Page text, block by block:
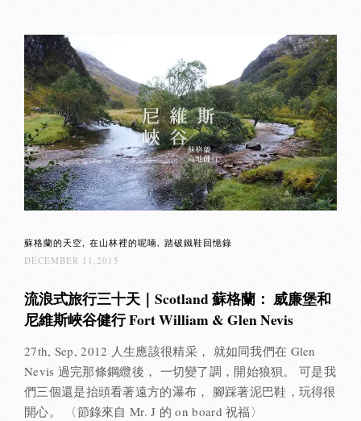
蘇格蘭的天空 在山林裡的呢喃
踏破鐵鞋回憶錄
DECEMBER 11,2015
流浪式旅行三十天｜Scotland 蘇格蘭： 威廉堡和
尼維斯峽谷健行 Fort William & Glen Nevis
27th, Sep, 2012 人生應該很精采， 就如同我們在 Glen
Nevis 過完那條鋼纜後， 一切變了調，開始狼狽。 可是我
們三個還是抬頭看著遠方的瀑布， 腳踩著泥巴鞋，玩得很
開心。 〈節錄來自 Mr. J 的 on board 祝福〉